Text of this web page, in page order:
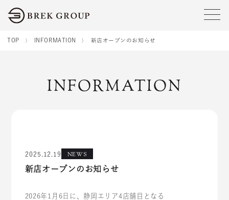
TOP INFORMATION 新店オープンのお知らせ
INFORMATION
2025.12.19
NEWS
新店オープンのお知らせ
2026年1月6日に、静岡エリア4店舗目となる